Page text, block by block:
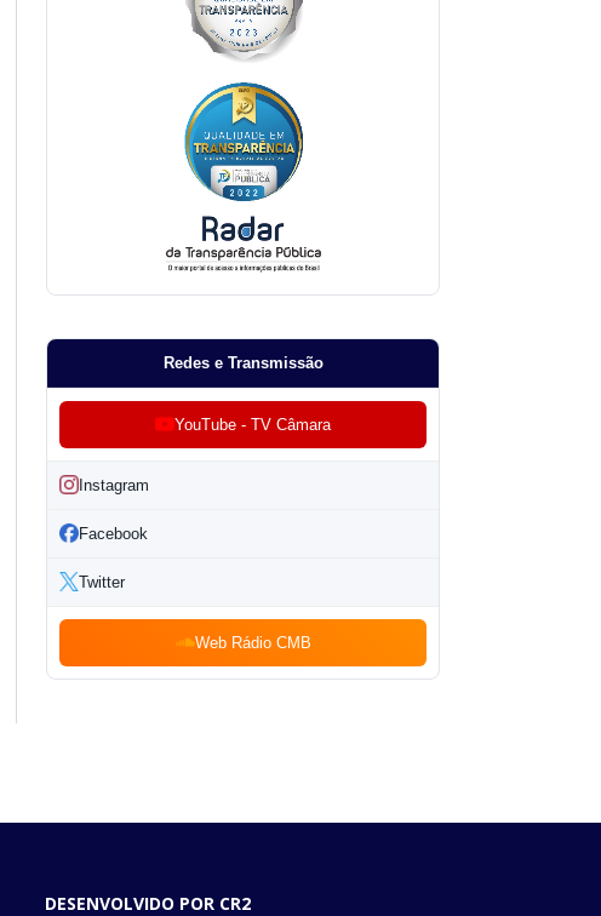
Redes e Transmissão
YouTube - TV Câmara
Instagram
Facebook
Twitter
Web Rádio CMB
DESENVOLVIDO POR CR2